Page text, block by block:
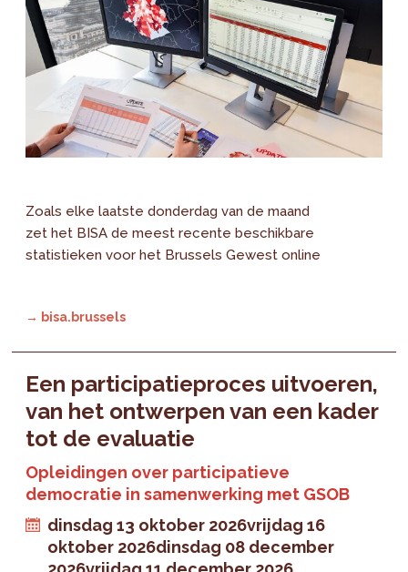
Zoals elke laatste donderdag van de maand
zet het BISA de meest recente beschikbare
statistieken voor het Brussels Gewest online
→ bisa.brussels
Een participatieproces uitvoeren,
van het ontwerpen van een kader
tot de evaluatie
Opleidingen over participatieve
democratie in samenwerking met GSOB
dinsdag 13 oktober 2026vrijdag 16
oktober 2026dinsdag 08 december